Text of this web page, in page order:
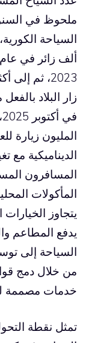
ملحوظ في
المليون زيارة
الديناميكية مع
المسافرون
المأكولات
يتجاوز
يدفع المطاعم
السياحة إلى
من خلال دمج
خدمات مصممة
تمثل نقطة